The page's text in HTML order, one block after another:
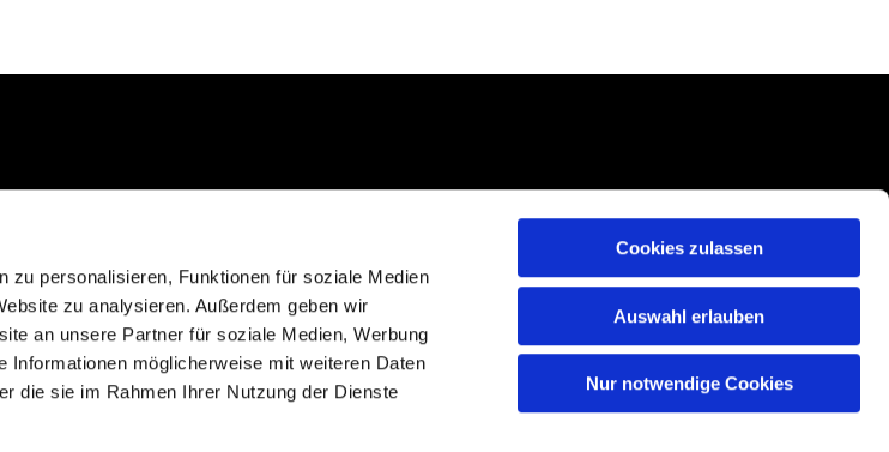
zu personalisieren, Funktionen für soziale Medien
zu analysieren. Außerdem geben wir
an unsere Partner für soziale Medien, Werbung
Informationen möglicherweise mit weiteren Daten
die sie im Rahmen Ihrer Nutzung der Dienste
Cookies zulassen
Auswahl erlauben
Nur notwendige Cookies